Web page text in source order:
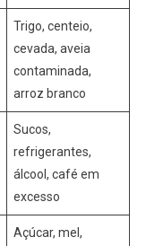
Trigo, centeio,
cevada, aveia
contaminada,
arroz branco
Sucos,
refrigerantes,
álcool, café em
excesso
Açúcar, mel,